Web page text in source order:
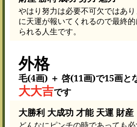
やはり努力は必要不可欠ではあ
に天運が報いてくれるので最終
られる人生です。
外格
毛(4画) ＋ 啓(11画)で15画と
大大吉です
大勝利 大成功 才能 天運 財産